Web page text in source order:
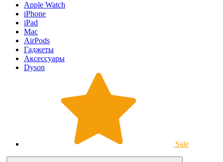
Apple Watch
iPhone
iPad
Mac
AirPods
Гаджеты
Аксессуары
Dyson
Sale